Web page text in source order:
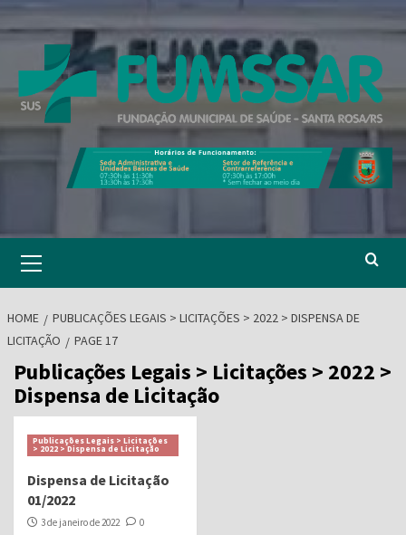
to
Menu
HOME
PUBLICAÇÕES LEGAIS > LICITAÇÕES > 2022 > DISPENSA DE
LICITAÇÃO
PAGE 17
Publicações Legais > Licitações > 2022 >
Dispensa de Licitação
Publicações Legais > Licitações
> 2022 > Dispensa de Licitação
Dispensa de Licitação
01/2022
3 de janeiro de 2022 0